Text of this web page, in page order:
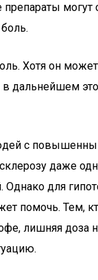
Хотя он
в дальнейшем
с
даже
для
помочь. Тем,
лишняя доза